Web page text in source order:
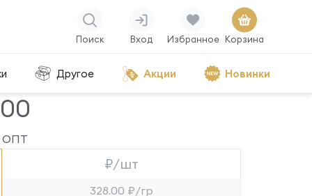
Поиск Вход Избранное Корзина
Другое Акции Новинки
ОПТ
₽/шт
328.00 ₽/гр